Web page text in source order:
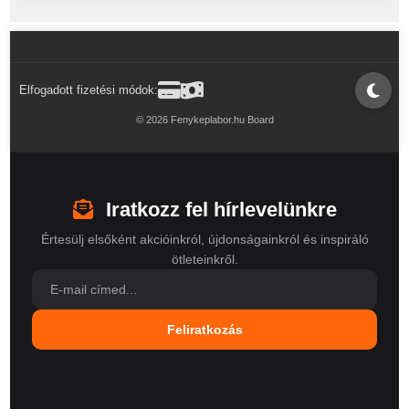
Elfogadott fizetési módok:
© 2026 Fenykeplabor.hu Board
Iratkozz fel hírlevelünkre
Értesülj elsőként akcióinkról, újdonságainkról és inspiráló
ötleteinkről.
Feliratkozás